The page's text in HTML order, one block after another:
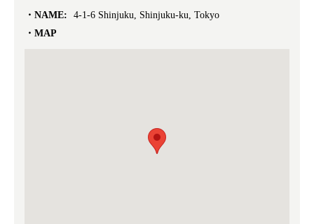
NAME:
4-1-6 Shinjuku, Shinjuku-ku, Tokyo
MAP